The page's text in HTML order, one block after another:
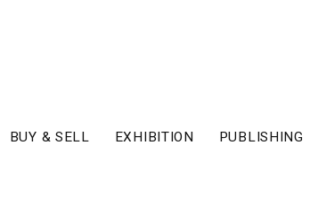
BUY & SELL EXHIBITION PUBLISHING